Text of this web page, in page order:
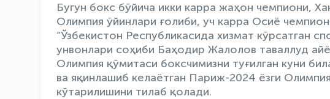
Бугун бокс бўйича икки карра жаҳон чемпиони,
Олимпия ўйинлари ғолиби, уч карра Осиё
“Ўзбекистон Республикасида хизмат кўрсатган
унвонлари соҳиби Баҳодир Жалолов таваллуд
Олимпия қўмитаси боксчимизни туғилган куни
ва яқинлашиб келаётган Париж-2024 ёзги
кўтарилишини тилаб қолади.